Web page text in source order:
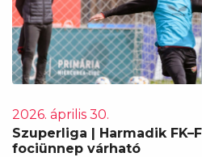
2026. április 30.
Szuperliga | Harmadik
fociünnep várható